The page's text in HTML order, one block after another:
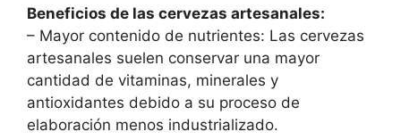
Beneficios de las cervezas artesanales:
– Mayor contenido de nutrientes: Las cervezas
artesanales suelen conservar una mayor
cantidad de vitaminas, minerales y
antioxidantes debido a su proceso de
elaboración menos industrializado.